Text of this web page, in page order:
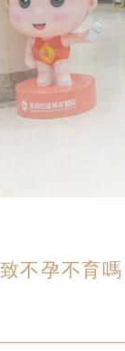
不孕不育